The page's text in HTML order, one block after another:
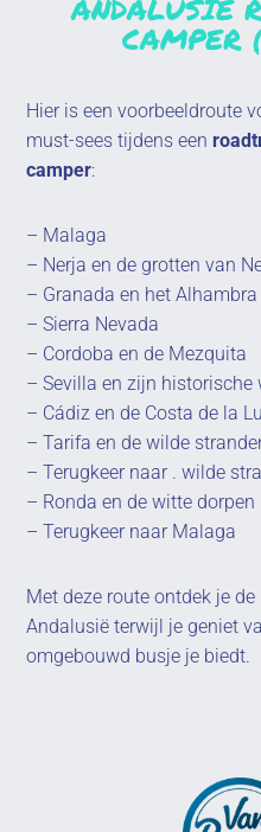
ANDALUSIË
CAMPER
Hier is een voorbeeldroute
must-sees tijdens een
camper:
– Malaga
– Nerja en de grotten van
– Granada en het Alhambra
– Sierra Nevada
– Cordoba en de Mezquita
– Sevilla en zijn historische
– Cádiz en de Costa de la
– Tarifa en de wilde
– Terugkeer naar . wilde
– Ronda en de witte dorpen
– Terugkeer naar Malaga
Met deze route ontdek je
Andalusië terwijl je geniet
omgebouwd busje je biedt.